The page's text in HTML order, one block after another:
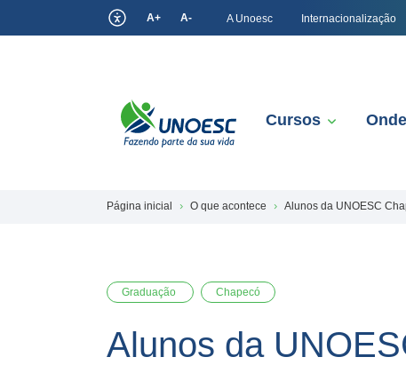
A+ A- A Unoesc Internacionalização
Cursos
Página inicial O que acontece Alunos da UNOESC
Graduação Chapecó
Alunos da